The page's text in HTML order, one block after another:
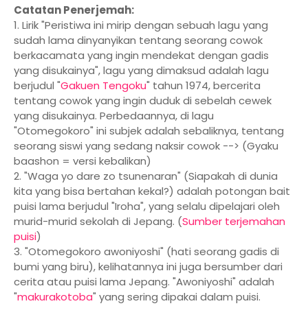
Catatan Penerjemah:
1. Lirik "Peristiwa ini mirip dengan sebuah lagu yang
sudah lama dinyanyikan tentang seorang cowok
berkacamata yang ingin mendekat dengan gadis
yang disukainya", lagu yang dimaksud adalah lagu
berjudul "Gakuen Tengoku" tahun 1974, bercerita
tentang cowok yang ingin duduk di sebelah cewek
yang disukainya. Perbedaannya, di lagu
"Otomegokoro" ini subjek adalah sebaliknya, tentang
seorang siswi yang sedang naksir cowok --> (Gyaku
baashon = versi kebalikan)
2. "Waga yo dare zo tsunenaran" (Siapakah di dunia
kita yang bisa bertahan kekal?) adalah potongan bait
puisi lama berjudul "Iroha", yang selalu dipelajari oleh
murid-murid sekolah di Jepang. (Sumber terjemahan
puisi)
3. "Otomegokoro awoniyoshi" (hati seorang gadis di
bumi yang biru), kelihatannya ini juga bersumber dari
cerita atau puisi lama Jepang. "Awoniyoshi" adalah
"makurakotoba" yang sering dipakai dalam puisi.